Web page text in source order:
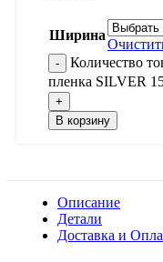
Ширина
Количество
пленка SILVER
В корзину
Описание
Детали
Доставка и